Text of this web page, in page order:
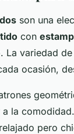
son una
con
La variedad
ocasión,
a la
pero